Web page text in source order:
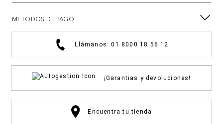
METODOS DE PAGO
Llámanos: 01 8000 18 56 12
¡Garantias y devoluciones!
Encuentra tu tienda